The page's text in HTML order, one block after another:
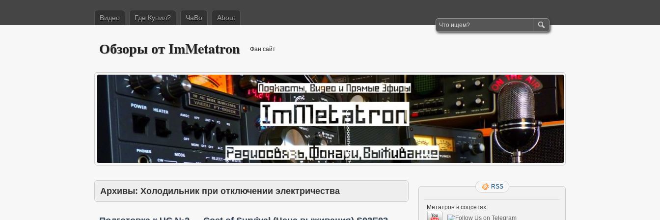
Видео Где Купил? ЧаВо About
Обзоры от ImMetatron Фан сайт
Архивы: Холодильник при отключении электричества RSS
Метатрон в соцсетях: